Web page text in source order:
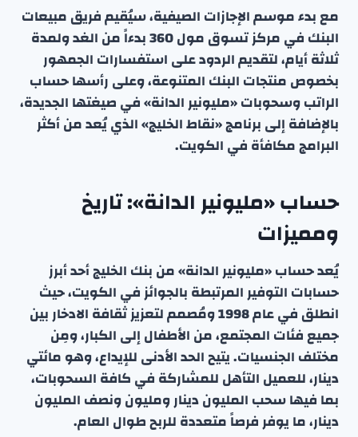
مع بدء موسم الإجازات الصيفية، سيُقيم فريق مبيعات
البنك في مركز تسوق مول 360 بدءاً من الغد ولمدة
ثلاثة أيام، لتقديم الردود على استفسارات الجمهور
بخصوص منتجات البنك المتنوعة، وعلى رأسها حساب
الراتب وسحوبات «مليونير الدانة» في صيغتها الجديدة،
بالإضافة إلى برنامج «نقاط الخليج» الذي يُعد من أكثر
البرامج مكافأة في الكويت.
حساب «مليونير الدانة»: تاريخ
ومميزات
يُعد حساب «مليونير الدانة» من بنك الخليج أحد أبرز
حسابات التوفير المرتبطة بالجوائز في الكويت، حيث
انطلق في عام 1998 ومُصمم لتعزيز ثقافة الادخار بين
جميع فئات المجتمع، من الأطفال إلى الكبار، ومِن
مختلف الجنسيات. يتيح الحد الأدنى للإيداع، وهو مائتي
دينار، للعميل التأهل للمشاركة في كافة السحوبات،
بما فيها سحب المليون دينار ومليون ونصف المليون
دينار، ما يوفر فرصاً متعددة للربح طوال العام.